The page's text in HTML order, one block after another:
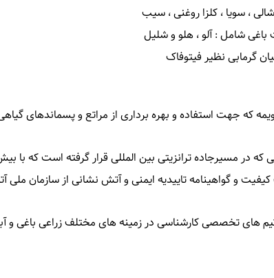
، سویا ، کلزا روغنی ، سیب
باغی شامل : آلو ، هلو و شلیل
گرمابی نظیر فیتوفاک
که جهت استفاده و بهره برداری از مراتع و پسماندهای
های تخصصی کارشناسی در زمینه های مختلف زراعی باغی و